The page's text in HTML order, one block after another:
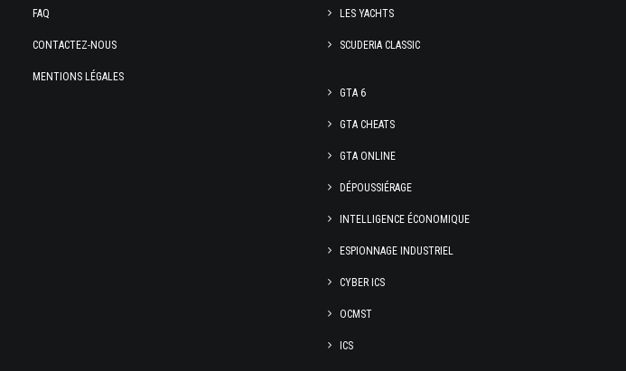
FAQ
CONTACTEZ-NOUS
MENTIONS LÉGALES
LES YACHTS
SCUDERIA CLASSIC
GTA 6
GTA CHEATS
GTA ONLINE
DÉPOUSSIÉRAGE
INTELLIGENCE ÉCONOMIQUE
ESPIONNAGE INDUSTRIEL
CYBER ICS
OCMST
ICS